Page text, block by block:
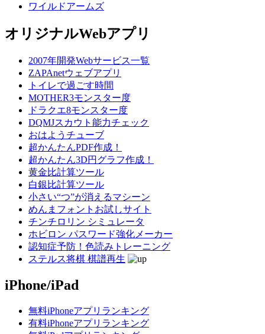
ワイルドアームズ
オリジナルWebアプリ
2007年開発Webサービス一覧
ZAPAnetウェブアプリ
トイレで過ごす時間
MOTHER3モンスター度
ドラクエ8モンスター度
DQMJスカウト能力チェック
おはようチューブ
超かんたんPDF作成！
超かんたん3D円グラフ作成！
黄金比計算ツール
白銀比計算ツール
小さい“つ”が消えるマシーン
めんまフォントお試しサイト
チンチロリン シミュレータ
ホビロン パスワード強化メーカー
認知症予防！色読みトレーニング
ステルス将棋 棋譜再生
iPhone/iPad
無料iPhoneアプリランキング
有料iPhoneアプリランキング